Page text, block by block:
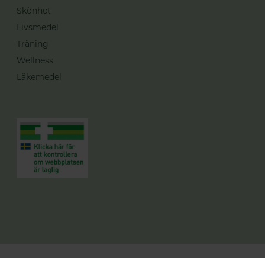
Skönhet
Livsmedel
Träning
Wellness
Läkemedel